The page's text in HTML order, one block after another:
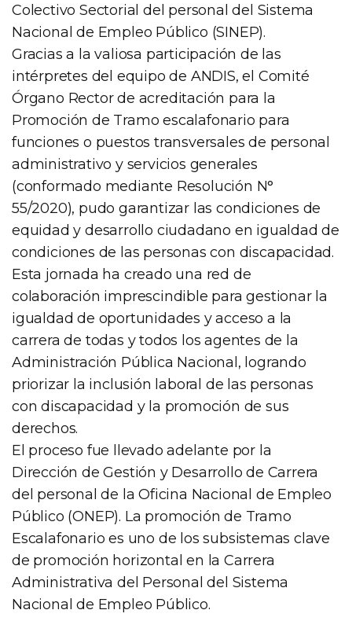
Colectivo Sectorial del personal del Sistema
Nacional de Empleo Público (SINEP).
Gracias a la valiosa participación de las
intérpretes del equipo de ANDIS, el Comité
Órgano Rector de acreditación para la
Promoción de Tramo escalafonario para
funciones o puestos transversales de personal
administrativo y servicios generales
(conformado mediante Resolución N°
55/2020), pudo garantizar las condiciones de
equidad y desarrollo ciudadano en igualdad de
condiciones de las personas con discapacidad.
Esta jornada ha creado una red de
colaboración imprescindible para gestionar la
igualdad de oportunidades y acceso a la
carrera de todas y todos los agentes de la
Administración Pública Nacional, logrando
priorizar la inclusión laboral de las personas
con discapacidad y la promoción de sus
derechos.
El proceso fue llevado adelante por la
Dirección de Gestión y Desarrollo de Carrera
del personal de la Oficina Nacional de Empleo
Público (ONEP). La promoción de Tramo
Escalafonario es uno de los subsistemas clave
de promoción horizontal en la Carrera
Administrativa del Personal del Sistema
Nacional de Empleo Público.